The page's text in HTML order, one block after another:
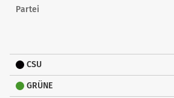
Partei
CSU
GRÜNE